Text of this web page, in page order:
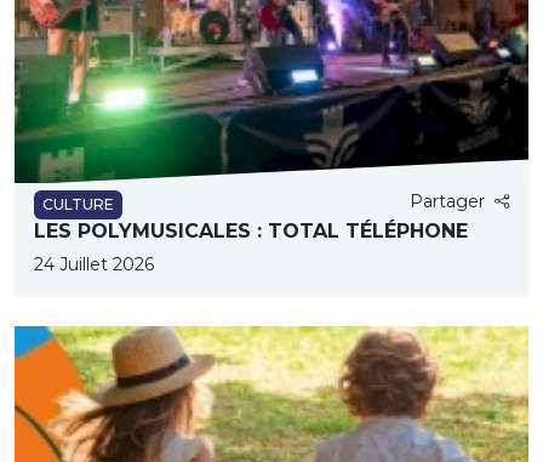
CULTURE Partager
LES POLYMUSICALES : TOTAL TÉLÉPHONE
24 Juillet 2026